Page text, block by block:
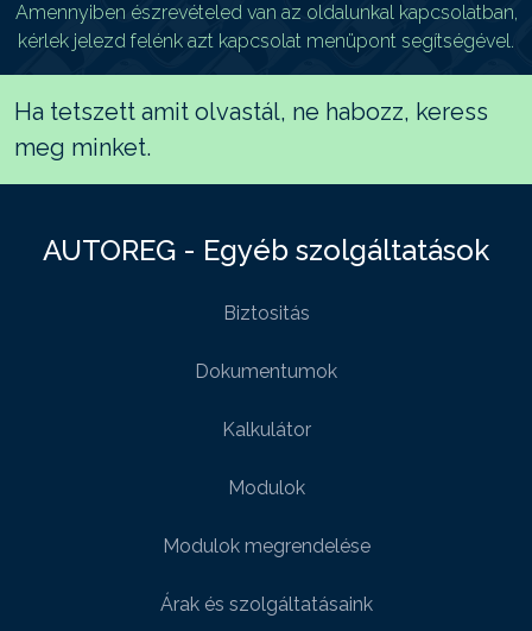
Amennyiben észrevételed van az oldalunkal kapcsolatban,
kérlek jelezd felénk azt kapcsolat menüpont segítségével.
Ha tetszett amit olvastál, ne habozz, keress
meg minket.
AUTOREG - Egyéb szolgáltatások
Biztositás
Dokumentumok
Kalkulátor
Modulok
Modulok megrendelése
Árak és szolgáltatásaink